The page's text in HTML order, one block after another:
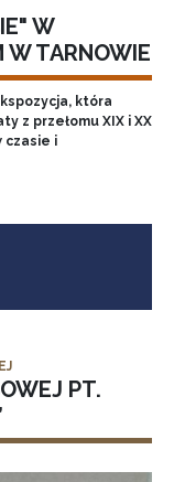
W
W TARNOWIE
która
z przełomu XIX i XX
czasie i
PT.